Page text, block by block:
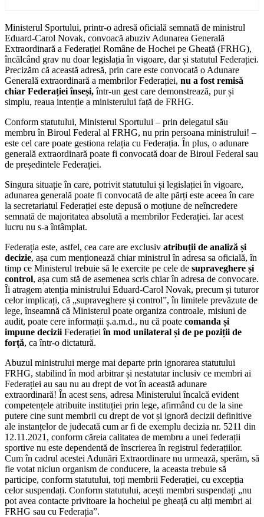
Ministerul Sportului, printr-o adresă oficială semnată de ministrul
Eduard-Carol Novak, convoacă abuziv Adunarea Generală
Extraordinară a Federației Române de Hochei pe Gheață (FRHG),
încălcând grav nu doar legislația în vigoare, dar și statutul Federației.
Precizăm că această adresă, prin care este convocată o Adunare
Generală extraordinară a membrilor Federației, nu a fost remisă
chiar Federației înseși,într-un gest care demonstrează, pur și
simplu, reaua intenție a ministerului față de FRHG.
Conform statutului, Ministerul Sportului – prin delegatul său
membru în Biroul Federal al FRHG, nu prin persoana ministrului! –
este cel care poate gestiona relația cu Federația. În plus, o adunare
generală extraordinară poate fi convocată doar de Biroul Federal sau
de președintele Federației.
Singura situație în care, potrivit statutului și legislației în vigoare,
adunarea generală poate fi convocată de alte părți este aceea în care
la secretariatul Federației este depusă o moțiune de neîncredere
semnată de majoritatea absolută a membrilor Federației. Iar acest
lucru nu s-a întâmplat.
Federația este, astfel, cea care are exclusiv atribuții de analiză și
decizie, așa cum menționează chiar ministrul în adresa sa oficială, în
timp ce Ministerul trebuie să le exercite pe cele de supraveghere și
control, așa cum stă de asemenea scris chiar în adresa de convocare.
Îi atragem atenția ministrului Eduard-Carol Novak, precum și tuturor
celor implicați, că „supraveghere și control”, în limitele prevăzute de
lege, înseamnă că Ministerul poate organiza controale, misiuni de
audit, poate cere informații ș.a.m.d., nu că poate comanda și
impune decizii Federațieiîn mod unilateral și de pe poziții de
forță, ca într-o dictatură.
Abuzul ministrului merge mai departe prin ignorarea statutului
FRHG, stabilind în mod arbitrar și nestatutar inclusiv ce membri ai
Federației au sau nu au drept de vot în această adunare
extraordinară! În acest sens, adresa Ministerului încalcă evident
competențele atribuite instituției prin lege, afirmând cu de la sine
putere cine sunt membrii cu drept de vot și ignoră decizii definitive
ale instanțelor de judecată cum ar fi de exemplu decizia nr. 5211 din
12.11.2021, conform căreia calitatea de membru a unei federații
sportive nu este dependentă de înscrierea în registrul federațiilor.
Cum în cadrul acestei Adunări Extraordinare nu urmează, sperăm, să
fie votat niciun organism de conducere, la aceasta trebuie să
participe, conform statutului, toți membrii Federației, cu excepția
celor suspendați. Conform statutului, acești membri suspendați „nu
pot avea contacte privitoare la hocheiul pe gheață cu alți membri ai
FRHG sau cu Federația”.